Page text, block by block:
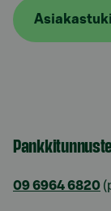
Asiakastuki
09 6964 6820